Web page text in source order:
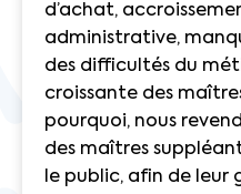
d’achat,
administrative,
des difficultés du
croissante des
pourquoi, nous
des maîtres
le public, afin de